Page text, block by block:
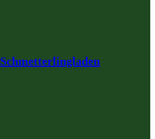
Schmetterlingladen